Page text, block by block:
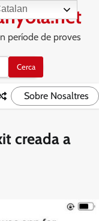
període de proves
Sobre Nosaltres
creada a